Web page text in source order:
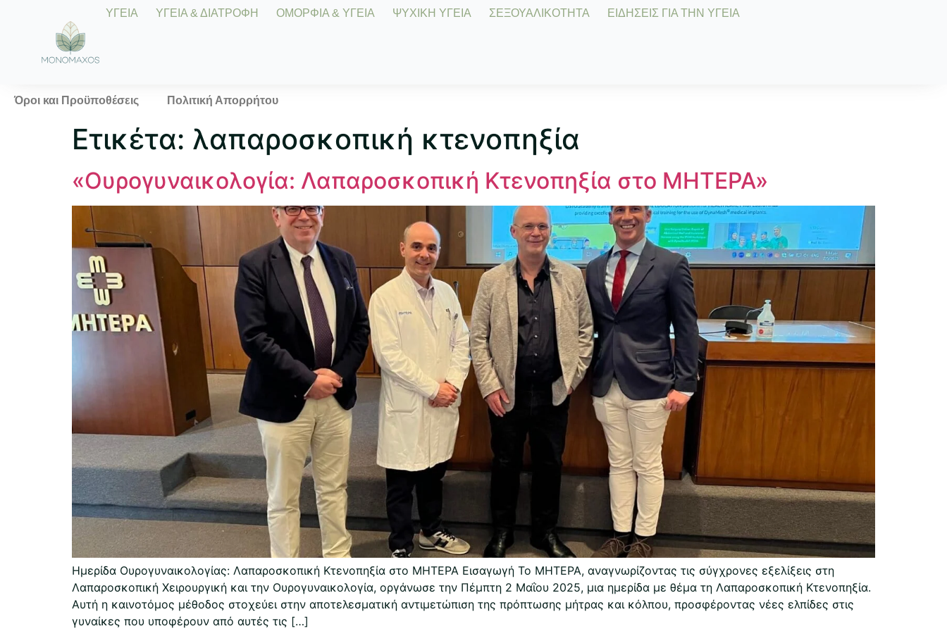
ΥΓΕΙΑ ΥΓΕΙΑ & ΔΙΑΤΡΟΦΗ ΟΜΟΡΦΙΑ & ΥΓΕΙΑ ΨΥΧΙΚΗ ΥΓΕΙΑ ΣΕΞΟΥΑΛΙΚΟΤΗΤΑ ΕΙΔΗΣΕΙΣ ΓΙΑ ΤΗΝ ΥΓΕΙΑ
Όροι και Προϋποθέσεις Πολιτική Απορρήτου
Ετικέτα: λαπαροσκοπική κτενοπηξία
«Ουρογυναικολογία: Λαπαροσκοπική Κτενοπηξία στο ΜΗΤΕΡΑ»
Ημερίδα Ουρογυναικολογίας: Λαπαροσκοπική Κτενοπηξία στο ΜΗΤΕΡΑ Εισαγωγή Το ΜΗΤΕΡΑ, αναγνωρίζοντας τις σύγχρονες εξελίξεις στη
Λαπαροσκοπική Χειρουργική και την Ουρογυναικολογία, οργάνωσε την Πέμπτη 2 Μαΐου 2025, μια ημερίδα με θέμα τη Λαπαροσκοπική Κτενοπηξία.
Αυτή η καινοτόμος μέθοδος στοχεύει στην αποτελεσματική αντιμετώπιση της πρόπτωσης μήτρας και κόλπου, προσφέροντας νέες ελπίδες στις
γυναίκες που υποφέρουν από αυτές τις […]